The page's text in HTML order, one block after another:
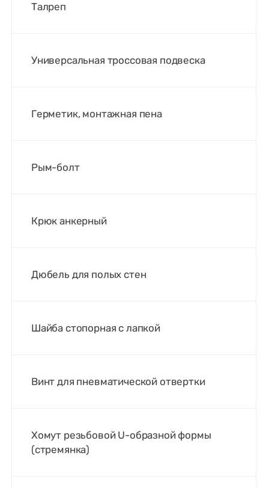
Талреп
Универсальная троссовая подвеска
Герметик, монтажная пена
Рым-болт
Крюк анкерный
Дюбель для полых стен
Шайба стопорная с лапкой
Винт для пневматической отвертки
Хомут резьбовой U-образной формы
(стремянка)